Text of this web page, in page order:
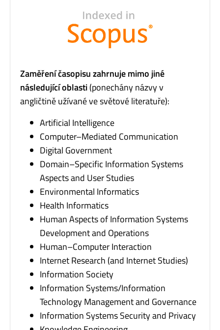
Zaměření časopisu zahrnuje mimo jiné
následující oblasti(ponechány názvy v
angličtině užívané ve světové literatuře):
Artificial Intelligence
Computer–Mediated Communication
Digital Government
Domain–Specific Information Systems
Aspects and User Studies
Environmental Informatics
Health Informatics
Human Aspects of Information Systems
Development and Operations
Human–Computer Interaction
Internet Research (and Internet Studies)
Information Society
Information Systems/Information
Technology Management and Governance
Information Systems Security and Privacy